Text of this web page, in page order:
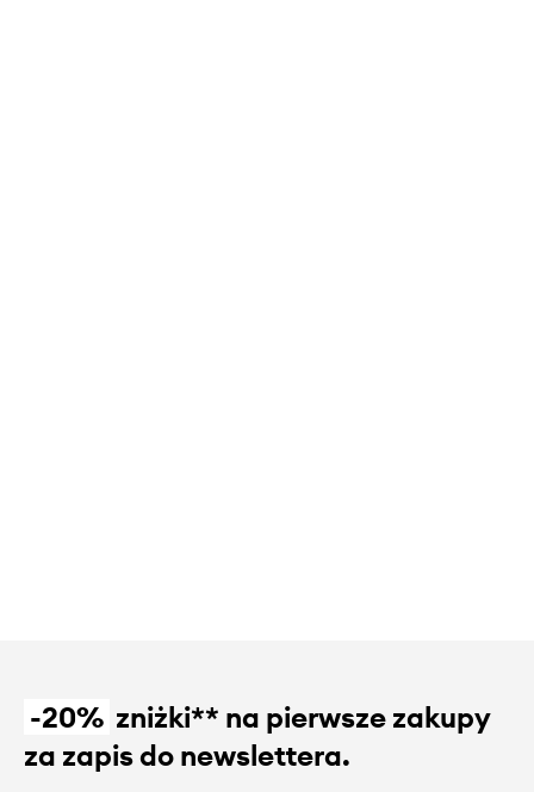
-20% zniżki** na pierwsze zakupy
za zapis do newslettera.